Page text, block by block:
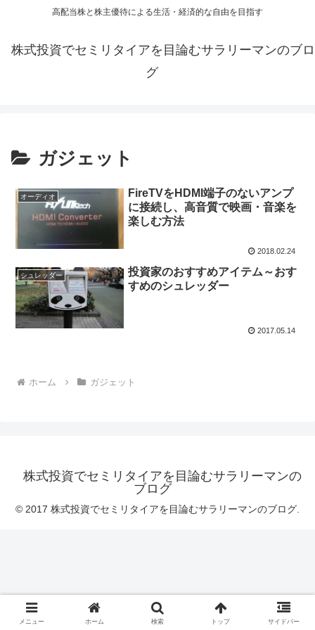
高配当株と株主優待による生活・経済的な自由を目指す
株式投資でセミリタイアを目論むサラリーマンのブロ
グ
ガジェット
オーディオ
FireTVをHDMI端子のないアンプ
に接続し、高音質で映画・音楽を
楽しむ方法
2018.02.24
シュレッダー
投資家のおすすめアイテム～おす
すめのシュレッダー
2017.05.14
ホーム ガジェット
株式投資でセミリタイアを目論むサラリーマンの
ブログ
© 2017 株式投資でセミリタイアを目論むサラリーマンのブログ.
メニュー ホーム 検索 トップ サイドバー